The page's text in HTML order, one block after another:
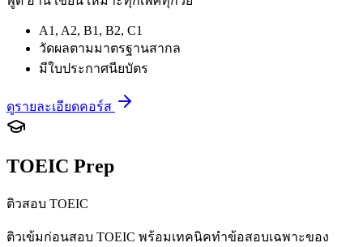
A1, A2, B1, B2, C1
วัดผลตามมาตรฐานสากล
มีใบประกาศนียบัตร
ดูรายละเอียดคอร์ส
TOEIC Prep
ติวสอบ TOEIC
ติวเข้มก่อนสอบ TOEIC พร้อมเทคนิคทำข้อสอบเฉพาะของ